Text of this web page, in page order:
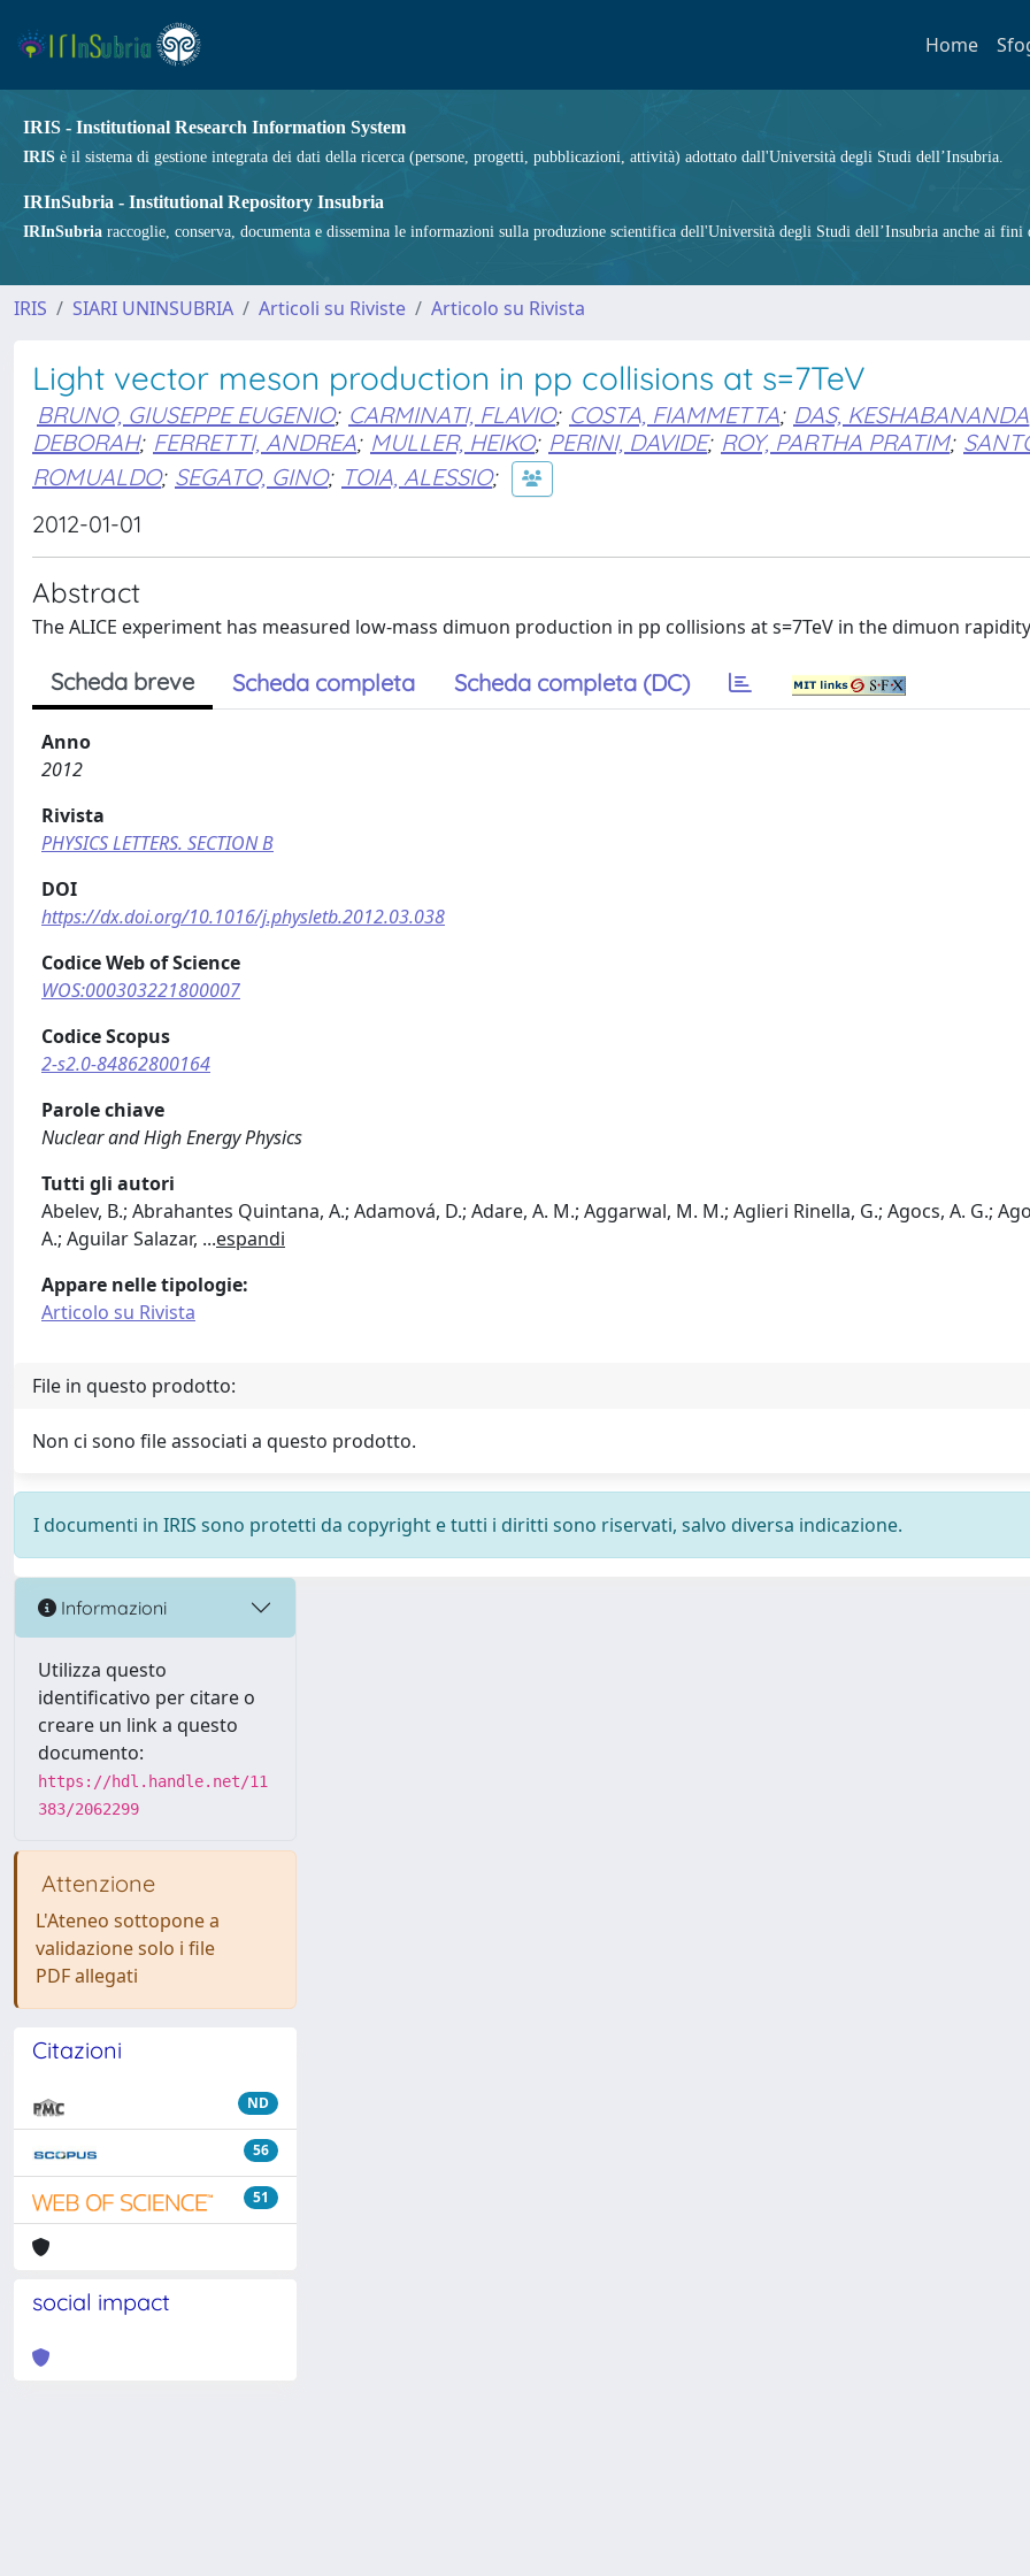
Home
IRIS - Institutional Research Information System
IRIS è il sistema di gestione integrata dei dati della ricerca (persone, progetti, pubblicazioni, attività) adottato dall'Università degli Studi dell’Insubria.
IRInSubria - Institutional Repository Insubria
IRInSubria raccoglie, conserva, documenta e dissemina le informazioni sulla produzione scientifica dell'Università degli Studi dell’Insubria anche ai fini
IRIS SIARI UNINSUBRIA Articoli su Riviste Articolo su Rivista
Light vector meson production in pp collisions at s=7TeV
BRUNO, GIUSEPPE EUGENIO; CARMINATI, FLAVIO; COSTA, FIAMMETTA; DAS, KESHABANANDA
DEBORAH; FERRETTI, ANDREA; MULLER, HEIKO; PERINI, DAVIDE; ROY, PARTHA PRATIM;
ROMUALDO; SEGATO, GINO; TOIA, ALESSIO;
2012-01-01
Abstract
The ALICE experiment has measured low-mass dimuon production in pp collisions at s=7TeV in the dimuon
Scheda breve Scheda completa Scheda completa (DC)
Anno
2012
Rivista
PHYSICS LETTERS. SECTION B
DOI
https://dx.doi.org/10.1016/j.physletb.2012.03.038
Codice Web of Science
WOS:000303221800007
Codice Scopus
2-s2.0-84862800164
Parole chiave
Nuclear and High Energy Physics
Tutti gli autori
Abelev, B.; Abrahantes Quintana, A.; Adamová, D.; Adare, A. M.; Aggarwal, M. M.; Aglieri Rinella, G.; Agocs, A. G.;
A.; Aguilar Salazar, ...espandi
Appare nelle tipologie:
Articolo su Rivista
File in questo prodotto:
Non ci sono file associati a questo prodotto.
I documenti in IRIS sono protetti da copyright e tutti i diritti sono riservati, salvo diversa indicazione.
Informazioni
Utilizza questo
identificativo per citare o
creare un link a questo
documento:
https://hdl.handle.net/11
383/2062299
Attenzione
L'Ateneo sottopone a
validazione solo i file
PDF allegati
Citazioni
ND
56
51
social impact